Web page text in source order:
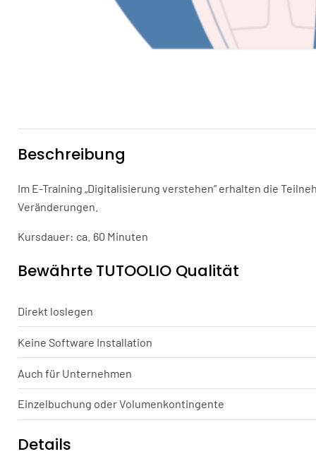
Beschreibung
Im E-Training „Digitalisierung verstehen“ erhalten die
Veränderungen.
Kursdauer: ca. 60 Minuten
Bewährte TUTOOLIO Qualität
Direkt loslegen
Keine Software Installation
Auch für Unternehmen
Einzelbuchung oder Volumenkontingente
Details